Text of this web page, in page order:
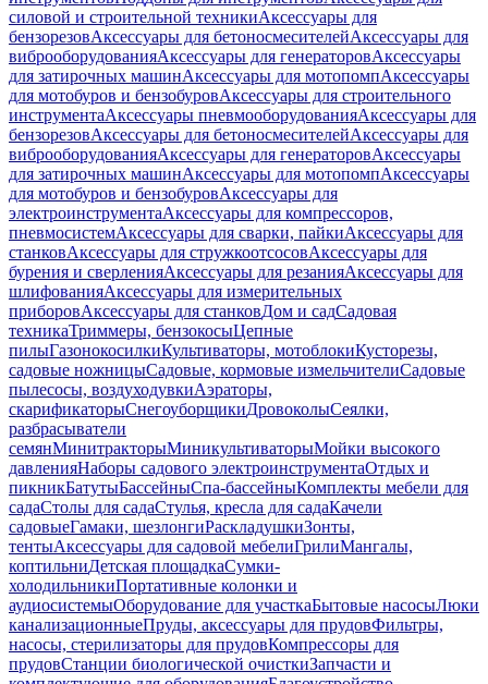
силовой и строительной техникиАксессуары для
бензорезовАксессуары для бетоносмесителейАксессуары для
виброоборудованияАксессуары для генераторовАксессуары
для затирочных машинАксессуары для мотопомпАксессуары
для мотобуров и бензобуровАксессуары для строительного
инструментаАксессуары пневмооборудованияАксессуары для
бензорезовАксессуары для бетоносмесителейАксессуары для
виброоборудованияАксессуары для генераторовАксессуары
для затирочных машинАксессуары для мотопомпАксессуары
для мотобуров и бензобуровАксессуары для
электроинструментаАксессуары для компрессоров,
пневмосистемАксессуары для сварки, пайкиАксессуары для
станковАксессуары для стружкоотсосовАксессуары для
бурения и сверленияАксессуары для резанияАксессуары для
шлифованияАксессуары для измерительных
приборовАксессуары для станковДом и садСадовая
техникаТриммеры, бензокосыЦепные
пилыГазонокосилкиКультиваторы, мотоблокиКусторезы,
садовые ножницыСадовые, кормовые измельчителиСадовые
пылесосы, воздуходувкиАэраторы,
скарификаторыСнегоуборщикиДровоколыСеялки,
разбрасыватели
семянМинитракторыМиникультиваторыМойки высокого
давленияНаборы садового электроинструментаОтдых и
пикникБатутыБассейныСпа-бассейныКомплекты мебели для
садаСтолы для садаСтулья, кресла для садаКачели
садовыеГамаки, шезлонгиРаскладушкиЗонты,
тентыАксессуары для садовой мебелиГрилиМангалы,
коптильниДетская площадкаСумки-
холодильникиПортативные колонки и
аудиосистемыОборудование для участкаБытовые насосыЛюки
канализационныеПруды, аксессуары для прудовФильтры,
насосы, стерилизаторы для прудовКомпрессоры для
прудовСтанции биологической очисткиЗапчасти и